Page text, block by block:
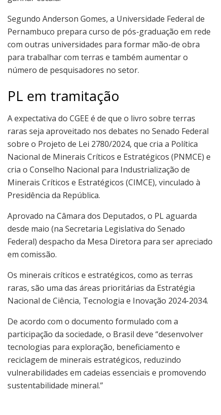
Segundo Anderson Gomes, a Universidade Federal de
Pernambuco prepara curso de pós-graduação em rede
com outras universidades para formar mão-de obra
para trabalhar com terras e também aumentar o
número de pesquisadores no setor.
PL em tramitação
A expectativa do CGEE é de que o livro sobre terras
raras seja aproveitado nos debates no Senado Federal
sobre o Projeto de Lei 2780/2024, que cria a Política
Nacional de Minerais Críticos e Estratégicos (PNMCE) e
cria o Conselho Nacional para Industrialização de
Minerais Críticos e Estratégicos (CIMCE), vinculado à
Presidência da República.
Aprovado na Câmara dos Deputados, o PL aguarda
desde maio (na Secretaria Legislativa do Senado
Federal) despacho da Mesa Diretora para ser apreciado
em comissão.
Os minerais críticos e estratégicos, como as terras
raras, são uma das áreas prioritárias da Estratégia
Nacional de Ciência, Tecnologia e Inovação 2024-2034.
De acordo com o documento formulado com a
participação da sociedade, o Brasil deve “desenvolver
tecnologias para exploração, beneficiamento e
reciclagem de minerais estratégicos, reduzindo
vulnerabilidades em cadeias essenciais e promovendo
sustentabilidade mineral.”